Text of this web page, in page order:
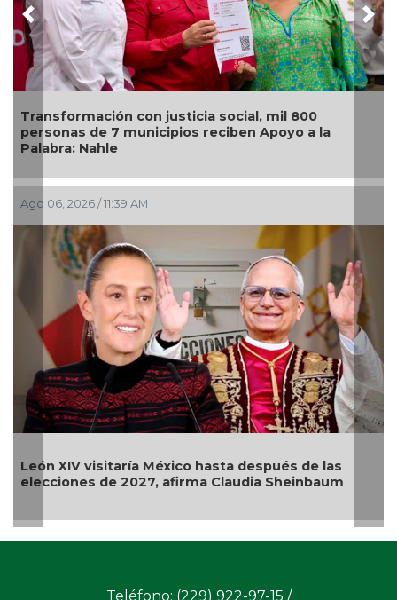
📰 Síntesis Legislativa Nacional 06/08/2026
Ago 06, 2026 / 11:19 AM
Alerta en EU por brote de salmonela ligada a
jalapeños mexicanos
Previous
Teléfono: (229) 922-97-15 /